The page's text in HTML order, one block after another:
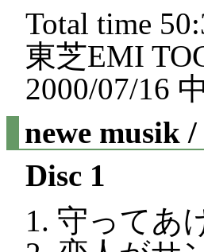
Total time
東芝EMI
2000/07/16
newe musik
Disc 1
守ってあ